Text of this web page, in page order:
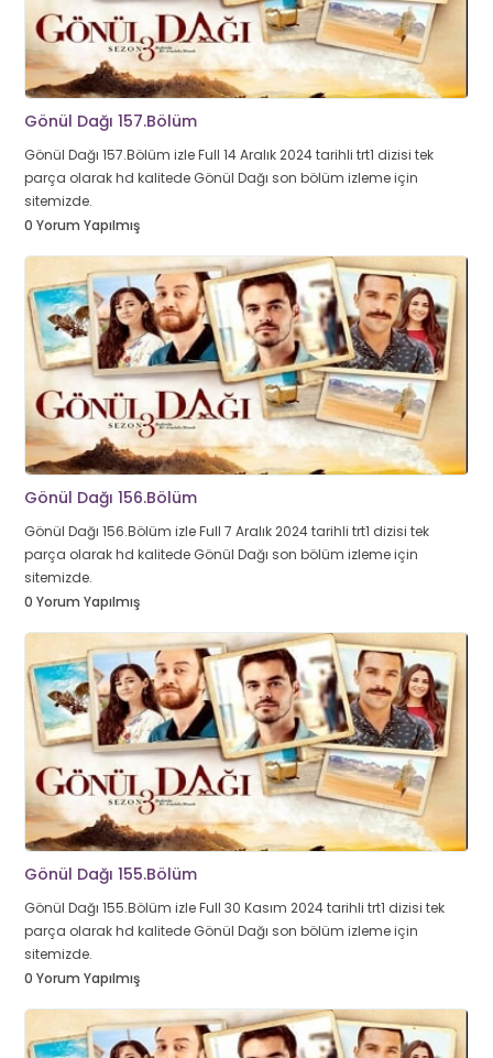
Gönül Dağı 157.Bölüm
Gönül Dağı 157.Bölüm izle Full 14 Aralık 2024 tarihli trt1 dizisi tek
parça olarak hd kalitede Gönül Dağı son bölüm izleme için
sitemizde.
0 Yorum Yapılmış
Gönül Dağı 156.Bölüm
Gönül Dağı 156.Bölüm izle Full 7 Aralık 2024 tarihli trt1 dizisi tek
parça olarak hd kalitede Gönül Dağı son bölüm izleme için
sitemizde.
0 Yorum Yapılmış
Gönül Dağı 155.Bölüm
Gönül Dağı 155.Bölüm izle Full 30 Kasım 2024 tarihli trt1 dizisi tek
parça olarak hd kalitede Gönül Dağı son bölüm izleme için
sitemizde.
0 Yorum Yapılmış